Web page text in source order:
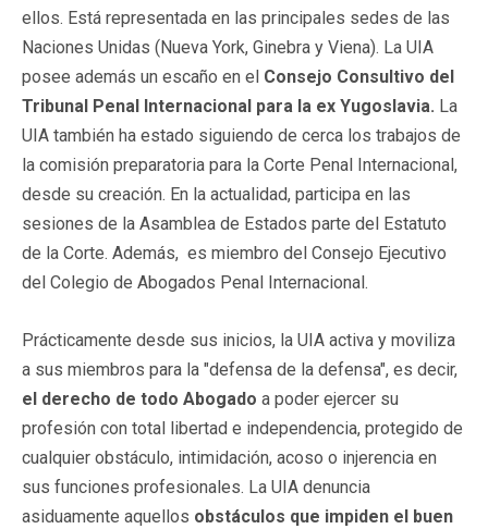
ellos. Está representada en las principales sedes de las
Naciones Unidas (Nueva York, Ginebra y Viena). La UIA
posee además un escaño en el Consejo Consultivo del
Tribunal Penal Internacional para la ex Yugoslavia. La
UIA también ha estado siguiendo de cerca los trabajos de
la comisión preparatoria para la Corte Penal Internacional,
desde su creación. En la actualidad, participa en las
sesiones de la Asamblea de Estados parte del Estatuto
de la Corte. Además, es miembro del Consejo Ejecutivo
del Colegio de Abogados Penal Internacional.
Prácticamente desde sus inicios, la UIA activa y moviliza
a sus miembros para la "defensa de la defensa", es decir,
el derecho de todo Abogado a poder ejercer su
profesión con total libertad e independencia, protegido de
cualquier obstáculo, intimidación, acoso o injerencia en
sus funciones profesionales. La UIA denuncia
asiduamente aquellos obstáculos que impiden el buen